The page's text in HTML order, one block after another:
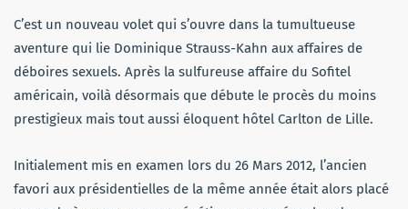
C’est un nouveau volet qui s’ouvre dans la tumultueuse
aventure qui lie Dominique Strauss-Kahn aux affaires de
déboires sexuels. Après la sulfureuse affaire du Sofitel
américain, voilà désormais que débute le procès du moins
prestigieux mais tout aussi éloquent hôtel Carlton de Lille.
Initialement mis en examen lors du 26 Mars 2012, l’ancien
favori aux présidentielles de la même année était alors placé